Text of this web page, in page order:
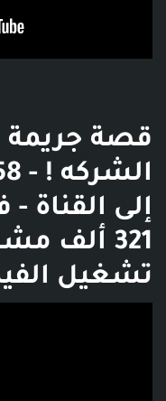
قصة جريمة
تشغيل